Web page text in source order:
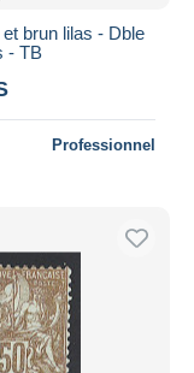
brun lilas - Dble
- TB
Professionnel